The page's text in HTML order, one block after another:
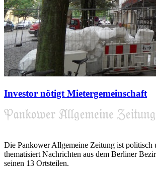
Investor nötigt Mietergemeinschaft
Die Pankower Allgemeine Zeitung ist politisch
thematisiert Nachrichten aus dem Berliner
seinen 13 Ortsteilen.